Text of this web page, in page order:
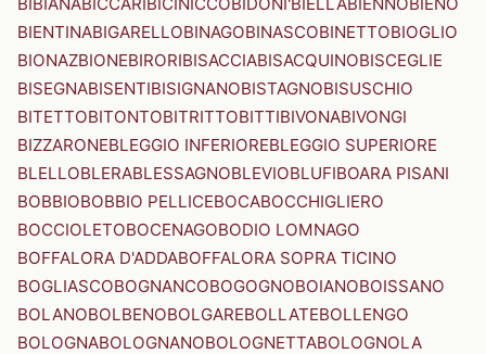
BIENTINABIGARELLOBINAGOBINASCOBINETTOBIOGLIO
BIONAZBIONEBIRORIBISACCIABISACQUINOBISCEGLIE
BISEGNABISENTIBISIGNANOBISTAGNOBISUSCHIO
BITETTOBITONTOBITRITTOBITTIBIVONABIVONGI
BIZZARONEBLEGGIO INFERIOREBLEGGIO SUPERIORE
BLELLOBLERABLESSAGNOBLEVIOBLUFIBOARA PISANI
BOBBIOBOBBIO PELLICEBOCABOCCHIGLIERO
BOCCIOLETOBOCENAGOBODIO LOMNAGO
BOFFALORA D'ADDABOFFALORA SOPRA TICINO
BOGLIASCOBOGNANCOBOGOGNOBOIANOBOISSANO
BOLANOBOLBENOBOLGAREBOLLATEBOLLENGO
BOLOGNABOLOGNANOBOLOGNETTABOLOGNOLA